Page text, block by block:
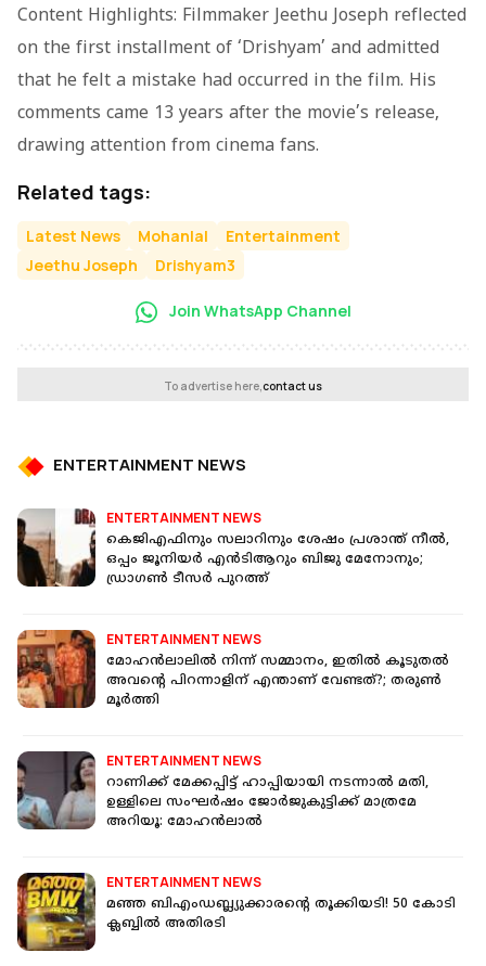
Content Highlights: Filmmaker Jeethu Joseph reflected
on the first installment of ‘Drishyam’ and admitted
that he felt a mistake had occurred in the film. His
comments came 13 years after the movie’s release,
drawing attention from cinema fans.
Related tags:
Latest News Mohanlal
Entertainment
Jeethu Joseph
Drishyam3
Join WhatsApp Channel
To advertise here,contact us
ENTERTAINMENT NEWS
ENTERTAINMENT NEWS
കെജിഎഫിനും സലാറിനും ശേഷം പ്രശാന്ത് നീൽ,
ഒപ്പം ജൂനിയർ എൻടിആറും ബിജു മേനോനും;
ഡ്രാഗൺ ടീസർ പുറത്ത്
ENTERTAINMENT NEWS
മോഹൻലാലിൽ നിന്ന് സമ്മാനം, ഇതിൽ കൂടുതൽ
അവന്റെ പിറന്നാളിന് എന്താണ് വേണ്ടത്?; തരുൺ
മൂർത്തി
ENTERTAINMENT NEWS
റാണിക്ക് മേക്കപ്പിട്ട് ഹാപ്പിയായി നടന്നാല്‍ മതി,
ഉള്ളിലെ സംഘര്‍ഷം ജോര്‍ജുകുട്ടിക്ക് മാത്രമേ
അറിയൂ: മോഹന്‍ലാല്‍
ENTERTAINMENT NEWS
മഞ്ഞ ബിഎംഡബ്ല്യുക്കാരന്റെ തൂക്കിയടി! 50 കോടി
ക്ലബ്ബിൽ അതിരടി